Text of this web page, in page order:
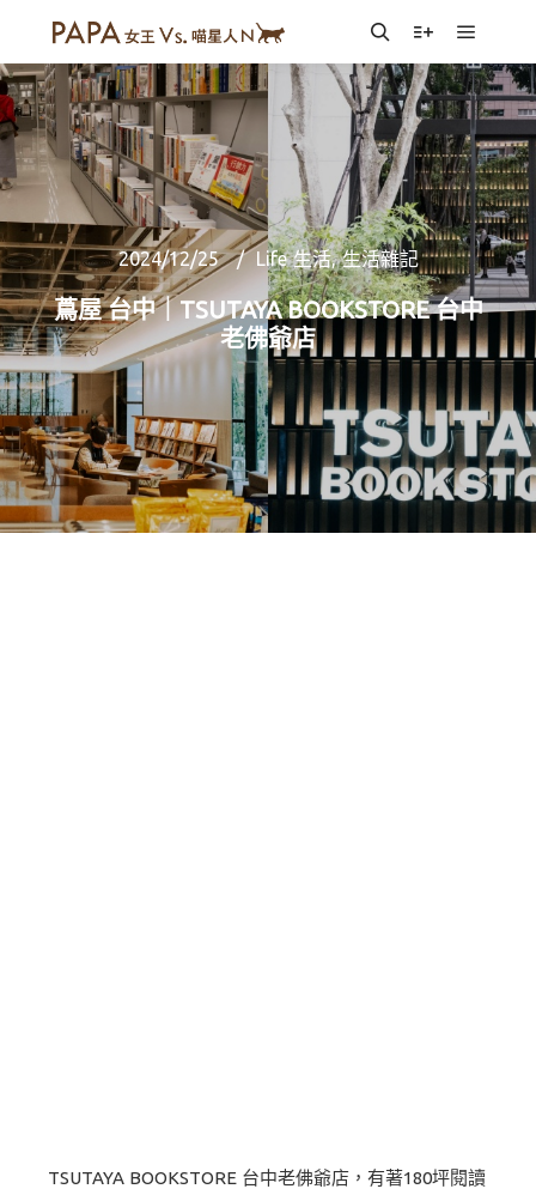
SearchMore info
Main
2024/12/25 Life 生活,生活雜記
蔦屋 台中｜TSUTAYA BOOKSTORE 台中
老佛爺店
TSUTAYA BOOKSTORE 台中老佛爺店，有著180坪閱讀